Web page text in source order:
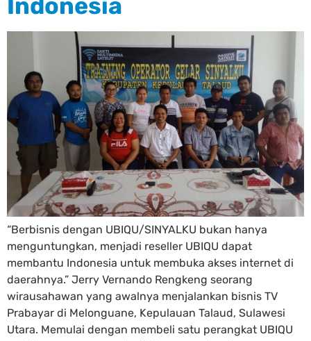
Indonesia
“Berbisnis dengan UBIQU/SINYALKU bukan hanya
menguntungkan, menjadi reseller UBIQU dapat
membantu Indonesia untuk membuka akses internet di
daerahnya.” Jerry Vernando Rengkeng seorang
wirausahawan yang awalnya menjalankan bisnis TV
Prabayar di Melonguane, Kepulauan Talaud, Sulawesi
Utara. Memulai dengan membeli satu perangkat UBIQU